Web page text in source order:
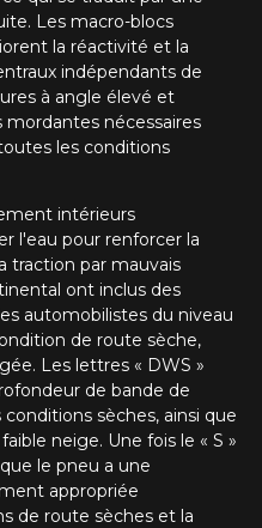
Les macro-blocs
la réactivité et la
indépendants de
à angle élevé et
mordantes nécessaires
les conditions
intérieurs
l'eau pour renforcer la
traction par mauvais
ont inclus des
automobilistes du niveau
de route sèche,
Les lettres « DWS »
de bande de
sèches, ainsi que
neige. Une fois le « S »
le pneu a une
appropriée
de route sèches et la